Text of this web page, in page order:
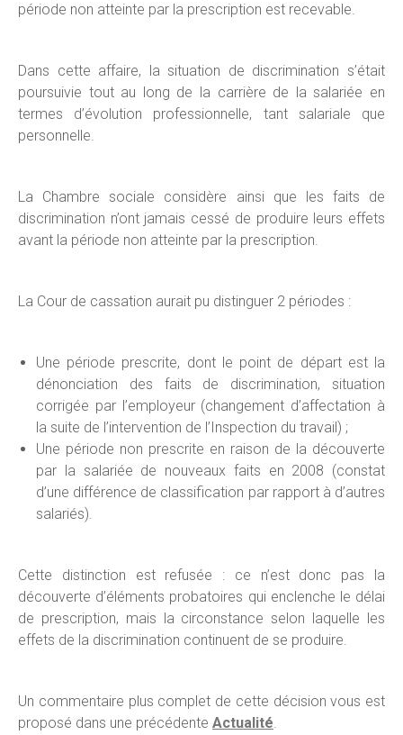
période non atteinte par la prescription est recevable.
Dans cette affaire, la situation de discrimination s’était
poursuivie tout au long de la carrière de la salariée en
termes d’évolution professionnelle, tant salariale que
personnelle.
La Chambre sociale considère ainsi que les faits de
discrimination n’ont jamais cessé de produire leurs effets
avant la période non atteinte par la prescription.
La Cour de cassation aurait pu distinguer 2 périodes :
Une période prescrite, dont le point de départ est la
dénonciation des faits de discrimination, situation
corrigée par l’employeur (changement d’affectation à
la suite de l’intervention de l’Inspection du travail) ;
Une période non prescrite en raison de la découverte
par la salariée de nouveaux faits en 2008 (constat
d’une différence de classification par rapport à d’autres
salariés).
Cette distinction est refusée : ce n’est donc pas la
découverte d’éléments probatoires qui enclenche le délai
de prescription, mais la circonstance selon laquelle les
effets de la discrimination continuent de se produire.
Un commentaire plus complet de cette décision vous est
proposé dans une précédente Actualité.